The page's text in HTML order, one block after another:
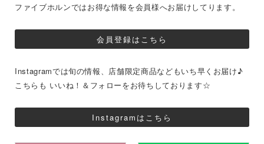
ファイブホルンではお得な情報を会員様へお届けしてります。
会員登録はこちら
Instagramでは旬の情報、店舗限定商品などもいち早くお届け♪
こちらも いいね！＆フォローをお待ちしております☆
Instagramはこちら